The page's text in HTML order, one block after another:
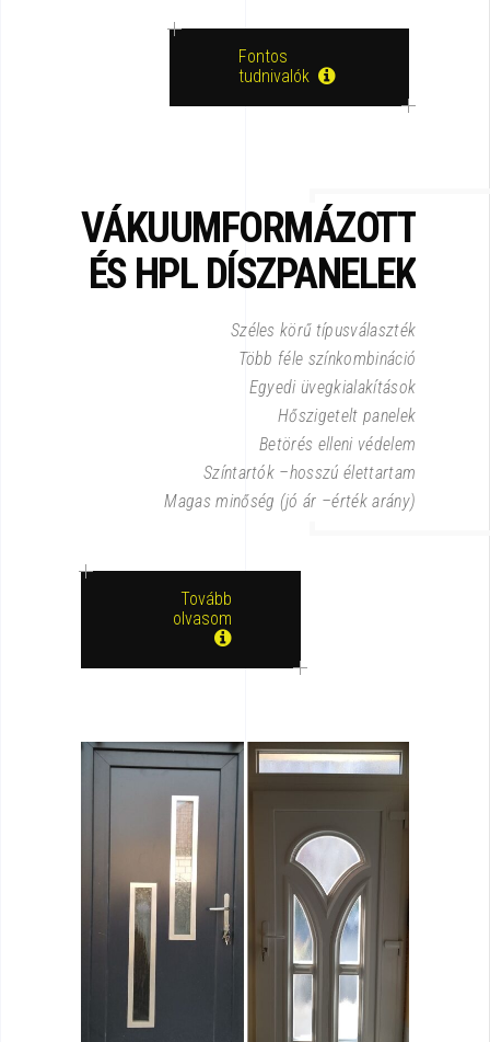
Fontos
tudnivalók
VÁKUUMFORMÁZOTT
ÉS HPL DÍSZPANELEK
Széles körű típusválaszték
Több féle színkombináció
Egyedi üvegkialakítások
Hőszigetelt panelek
Betörés elleni védelem
Színtartók –hosszú élettartam
Magas minőség (jó ár –érték arány)
Tovább
olvasom